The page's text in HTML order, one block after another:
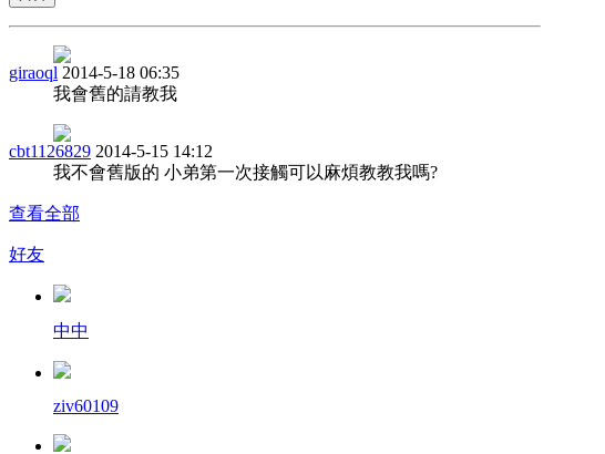
giraoql 2014-5-18 06:35
我會舊的請教我
cbt1126829 2014-5-15 14:12
我不會舊版的 小弟第一次接觸可以麻煩教教我嗎?
查看全部
好友
中中
ziv60109